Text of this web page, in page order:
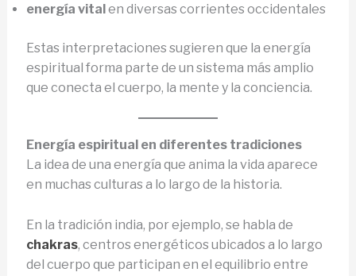
energía vitalen diversas corrientes occidentales
Estas interpretaciones sugieren que la energía
espiritual forma parte de un sistema más amplio
que conecta el cuerpo, la mente y la conciencia.
Energía espiritual en diferentes tradiciones
La idea de una energía que anima la vida aparece
en muchas culturas a lo largo de la historia.
En la tradición india, por ejemplo, se habla de
chakras, centros energéticos ubicados a lo largo
del cuerpo que participan en el equilibrio entre